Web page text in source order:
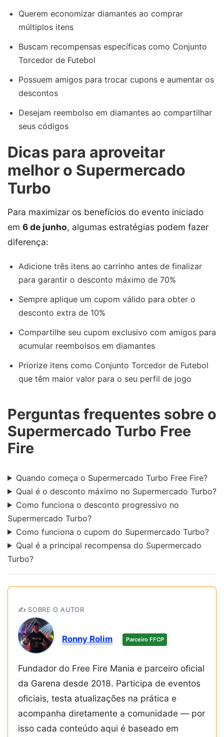
Querem economizar diamantes ao comprar
múltiplos itens
Buscam recompensas específicas como Conjunto
Torcedor de Futebol
Possuem amigos para trocar cupons e aumentar os
descontos
Desejam reembolso em diamantes ao compartilhar
seus códigos
Dicas para aproveitar
melhor o Supermercado
Turbo
Para maximizar os benefícios do evento iniciado
em 6 de junho, algumas estratégias podem fazer
diferença:
Adicione três itens ao carrinho antes de finalizar
para garantir o desconto máximo de 70%
Sempre aplique um cupom válido para obter o
desconto extra de 10%
Compartilhe seu cupom exclusivo com amigos para
acumular reembolsos em diamantes
Priorize itens como Conjunto Torcedor de Futebol
que têm maior valor para o seu perfil de jogo
Perguntas frequentes sobre o
Supermercado Turbo Free
Fire
Quando começa o Supermercado Turbo Free Fire?
Qual é o desconto máximo no Supermercado Turbo?
Como funciona o desconto progressivo no
Supermercado Turbo?
Como funciona o cupom do Supermercado Turbo?
Qual é a principal recompensa do Supermercado
Turbo?
✍️ SOBRE O AUTOR
Ronny Rolim Parceiro FFCP
Fundador do Free Fire Mania e parceiro oficial
da Garena desde 2018. Participa de eventos
oficiais, testa atualizações na prática e
acompanha diretamente a comunidade — por
isso cada conteúdo aqui é baseado em